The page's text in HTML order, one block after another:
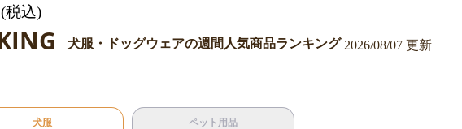
(税込)
犬服・ドッグウェアの週間人気商品ランキング 2026/08/07 更新
犬服 ペット用品